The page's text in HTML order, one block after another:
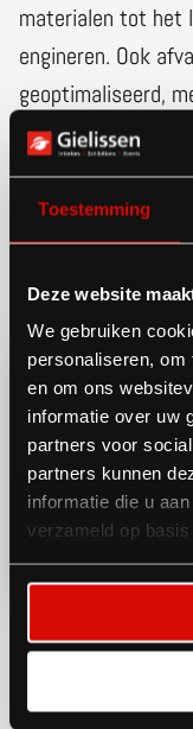
Toestemming
Deze website
We gebruiken
personaliseren,
en om ons
informatie over uw
partners voor
partners kunnen
informatie die u
verzameld op
materialen tot het
engineren. Ook
geoptimaliseerd,
materialen. Het
verbrandingsoven,
inzet in nieuwe
samenwerkingen.
library